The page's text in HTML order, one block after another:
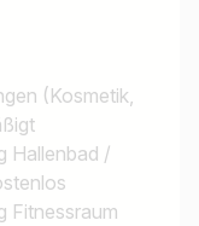
(Kosmetik,
Hallenbad /
Fitnessraum